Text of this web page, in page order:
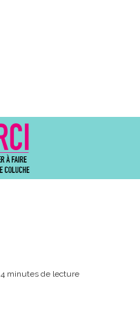
4 minutes de lecture